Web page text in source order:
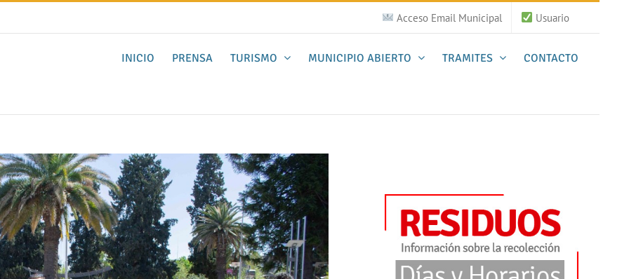
Acceso Email Municipal Usuario
INICIO PRENSA TURISMO MUNICIPIO ABIERTO TRAMITES CONTACTO